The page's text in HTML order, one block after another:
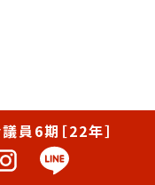
員6期［22年］